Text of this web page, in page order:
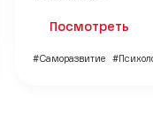
Посмотреть
#Саморазвитие